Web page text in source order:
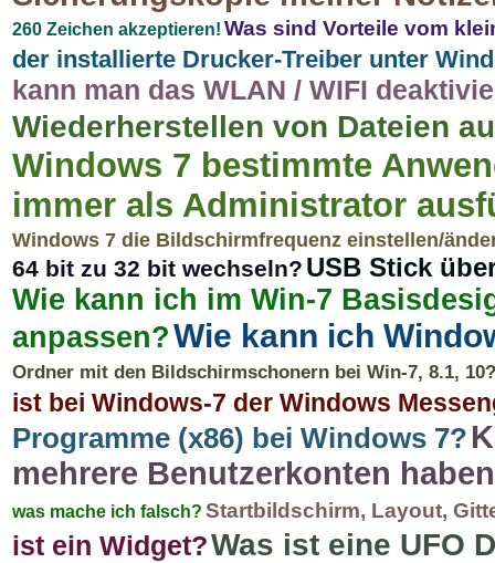
260 Zeichen akzeptieren! Was sind Vorteile vom
der installierte Drucker-Treiber unter
kann man das WLAN / WIFI
Wiederherstellen von Dateien
Windows 7 bestimmte
immer als Administrator
Windows 7 die Bildschirmfrequenz einstellen/
64 bit zu 32 bit wechseln? USB Stick
Wie kann ich im Win-7
anpassen?Wie kann ich
Ordner mit den Bildschirmschonern bei Win-7, 8.1, 10?
ist bei Windows-7 der Windows
Programme (x86) bei Windows 7?
mehrere Benutzerkonten
was mache ich falsch? Startbildschirm, Layout,
ist ein Widget?Was ist eine UFO